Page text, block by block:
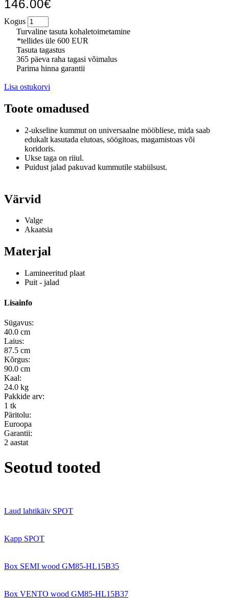
146.00€
Kogus
Turvaline tasuta kohaletoimetamine
*tellides üle 600 EUR
Tasuta tagastus
365 päeva raha tagasi võimalus
Parima hinna garantii
Lisa ostukorvi
Toote omadused
2-ukseline kummut on universaalne mööbliese, mida saab
edukalt kasutada elutoas, söögitoas, magamistoas või
koridoris.
Ukse taga on riiul.
Puidust jalad pakuvad kummutile stabiilsust.
Värvid
Valge
Akaatsia
Materjal
Lamineeritud plaat
Puit - jalad
Lisainfo
Sügavus:
40.0 cm
Laius:
87.5 cm
Kõrgus:
90.0 cm
Kaal:
24.0 kg
Pakkide arv:
1 tk
Päritolu:
Euroopa
Garantii:
2 aastat
Seotud tooted
Laud lahtikäiv SPOT
Kapp SPOT
Box SEMI wood GM85-HL15B35
Box VENTO wood GM85-HL15B37